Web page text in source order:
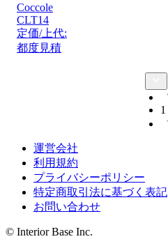
Coccole
CLT14
定価/上代:
都度見積
1
運営会社
利用規約
プライバシーポリシー
特定商取引法に基づく表記
お問い合わせ
© Interior Base Inc.